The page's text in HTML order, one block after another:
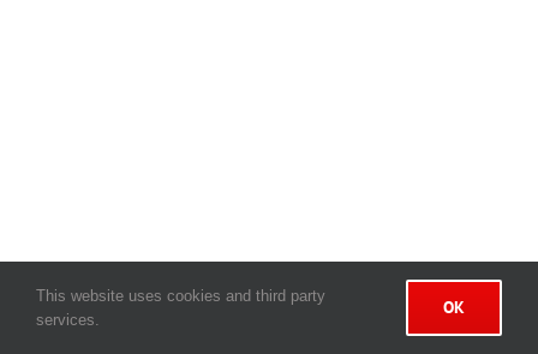
This website uses cookies and third party
services.
OK